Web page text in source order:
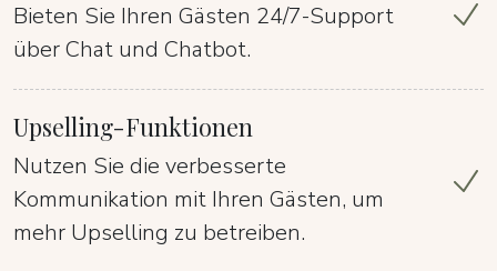
Bieten Sie Ihren Gästen 24/7-Support
über Chat und Chatbot.
Upselling-Funktionen
Nutzen Sie die verbesserte
Kommunikation mit Ihren Gästen, um
mehr Upselling zu betreiben.